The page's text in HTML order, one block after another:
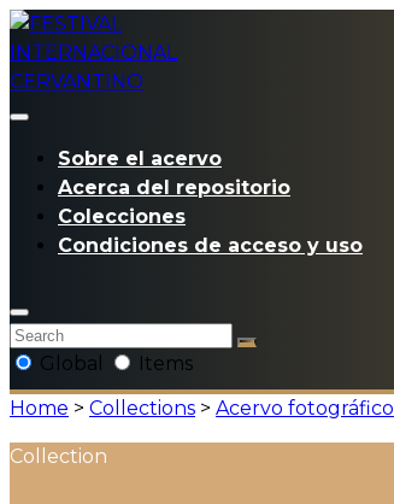
Sobre el acervo
Acerca del repositorio
Colecciones
Condiciones de acceso y uso
Global
Items
Home > Collections > Acervo fotográfico
Collection